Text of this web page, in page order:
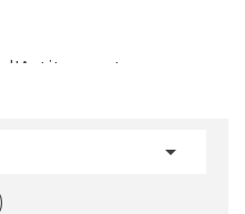
est une
classic rail J,
